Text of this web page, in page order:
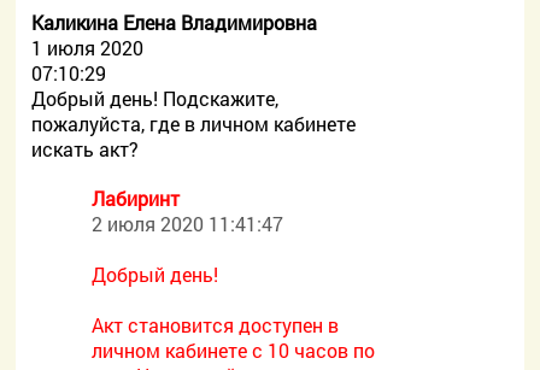
Каликина Елена Владимировна
1 июля 2020
07:10:29
Добрый день! Подскажите,
пожалуйста, где в личном кабинете
искать акт?
Лабиринт
2 июля 2020 11:41:47
Добрый день!
Акт становится доступен в
личном кабинете с 10 часов по